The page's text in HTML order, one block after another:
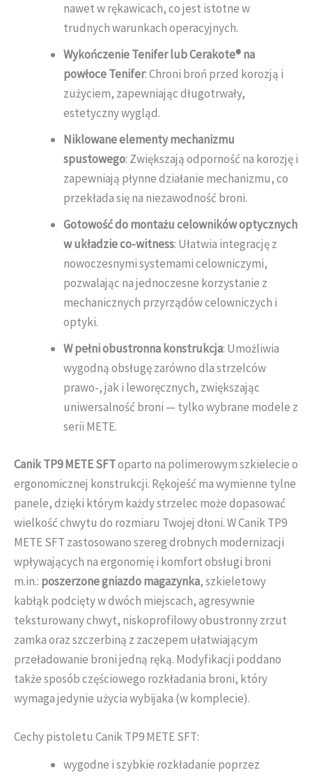
nawet w rękawicach, co jest istotne w
trudnych warunkach operacyjnych.
Wykończenie Tenifer lub Cerakote® na
powłoce Tenifer: Chroni broń przed korozją i
zużyciem, zapewniając długotrwały,
estetyczny wygląd.
Niklowane elementy mechanizmu
spustowego: Zwiększają odporność na korozję i
zapewniają płynne działanie mechanizmu, co
przekłada się na niezawodność broni.
Gotowość do montażu celowników optycznych
w układzie co-witness: Ułatwia integrację z
nowoczesnymi systemami celowniczymi,
pozwalając na jednoczesne korzystanie z
mechanicznych przyrządów celowniczych i
optyki.
W pełni obustronna konstrukcja: Umożliwia
wygodną obsługę zarówno dla strzelców
prawo-, jak i leworęcznych, zwiększając
uniwersalność broni — tylko wybrane modele z
serii METE.
Canik TP9 METE SFToparto na polimerowym szkielecie o
ergonomicznej konstrukcji. Rękojeść ma wymienne tylne
panele, dzięki którym każdy strzelec może dopasować
wielkość chwytu do rozmiaru Twojej dłoni. W Canik TP9
METE SFT zastosowano szereg drobnych modernizacji
wpływających na ergonomię i komfort obsługi broni
m.in.: poszerzone gniazdo magazynka, szkieletowy
kabłąk podcięty w dwóch miejscach, agresywnie
teksturowany chwyt, niskoprofilowy obustronny zrzut
zamka oraz szczerbiną z zaczepem ułatwiającym
przeładowanie broni jedną ręką. Modyfikacji poddano
także sposób częściowego rozkładania broni, który
wymaga jedynie użycia wybijaka (w komplecie).
Cechy pistoletu Canik TP9 METE SFT:
wygodne i szybkie rozkładanie poprzez